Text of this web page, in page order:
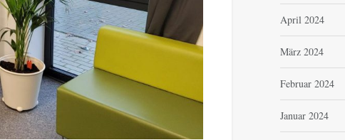
April 2024
März 2024
Februar 2024
Januar 2024